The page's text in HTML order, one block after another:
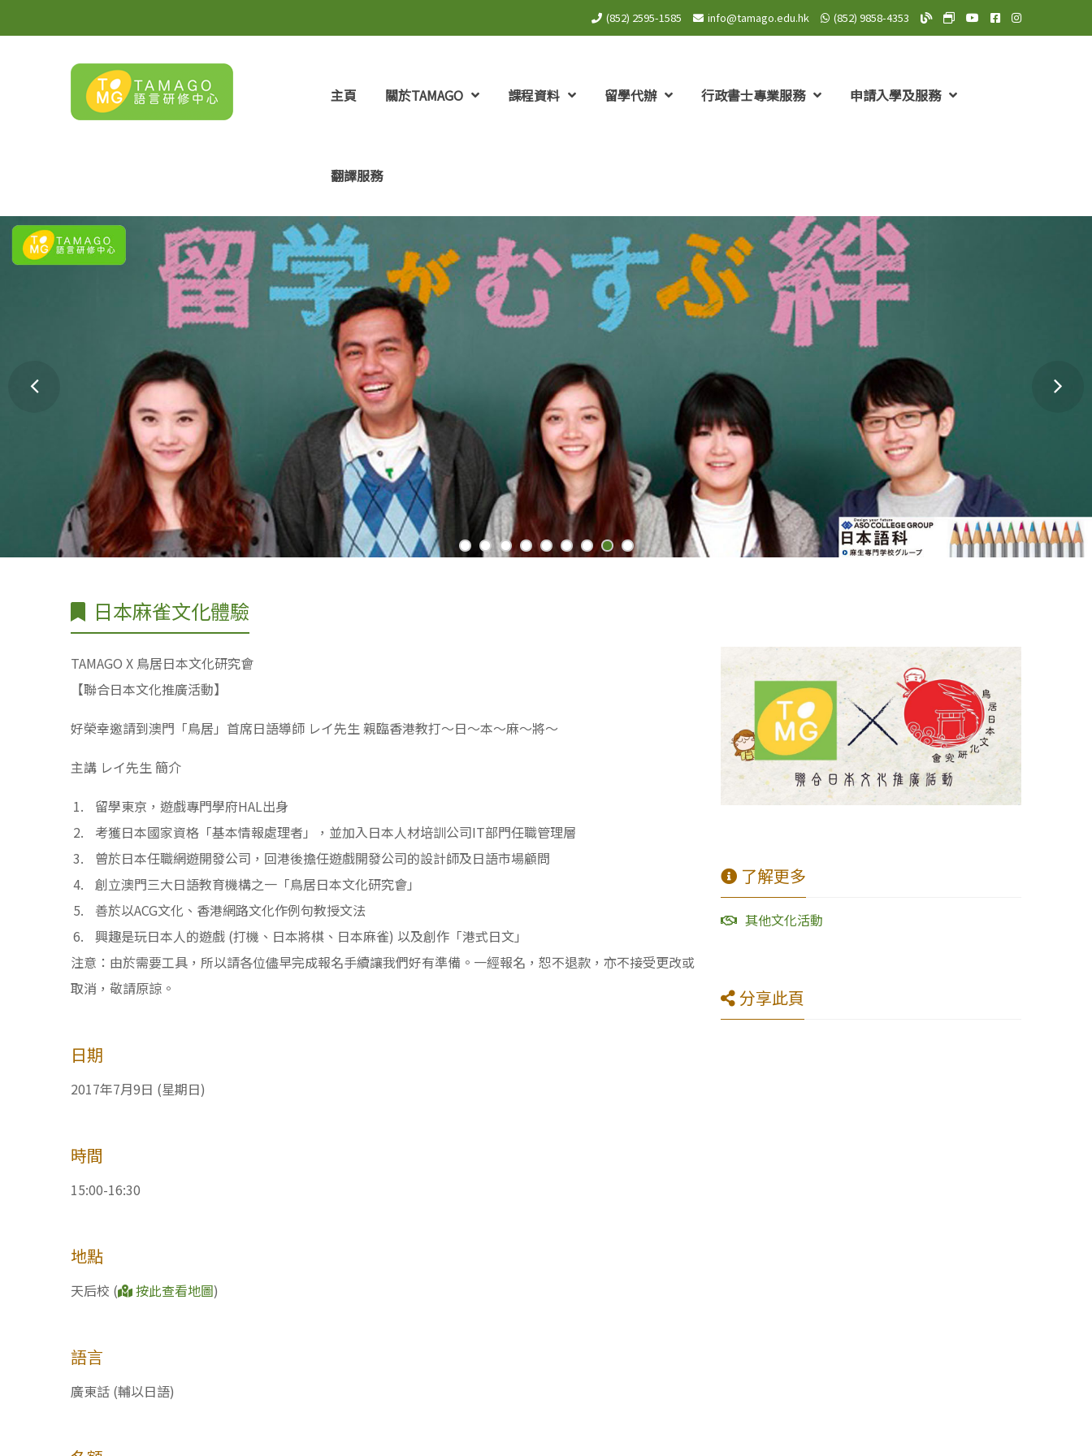
(852) 2595-1585 info@tamago.edu.hk (852) 9858-4353 TAMAGO Blog
TAMAGO MeWe 專頁:
TAMAGO YouTube 頻道
TAMAGOTAMAGO
主頁 關於TAMAGO 課程資料 留學代辦 行政書士專業服務 申請入學及服務
翻譯服務
日本麻雀文化體驗
TAMAGO X 鳥居日本文化研究會
【聯合日本文化推廣活動】
好榮幸邀請到澳門「鳥居」首席日語導師 レイ先生 親臨香港教打～日～本～麻～將～
主講 レイ先生 簡介
留學東京，遊戲專門學府HAL出身
考獲日本國家資格「基本情報處理者」，並加入日本人材培訓公司IT部門任職管理層
曾於日本任職網遊開發公司，回港後擔任遊戲開發公司的設計師及日語市場顧問
創立澳門三大日語教育機構之一「鳥居日本文化研究會」
善於以ACG文化、香港網路文化作例句教授文法
興趣是玩日本人的遊戲 (打機、日本將棋、日本麻雀) 以及創作「港式日文」
注意：由於需要工具，所以請各位儘早完成報名手續讓我們好有準備。一經報名，恕不退款，亦不接受更改或
取消，敬請原諒。
日期
2017年7月9日 (星期日)
時間
15:00-16:30
地點
天后校 ( 按此查看地圖)
語言
廣東話 (輔以日語)
了解更多
其他文化活動
分享此頁